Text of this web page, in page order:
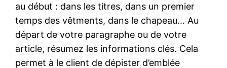
au début : dans les titres, dans un premier
temps des vêtments, dans le chapeau… Au
départ de votre paragraphe ou de votre
article, résumez les informations clés. Cela
permet à le client de dépister d’emblée